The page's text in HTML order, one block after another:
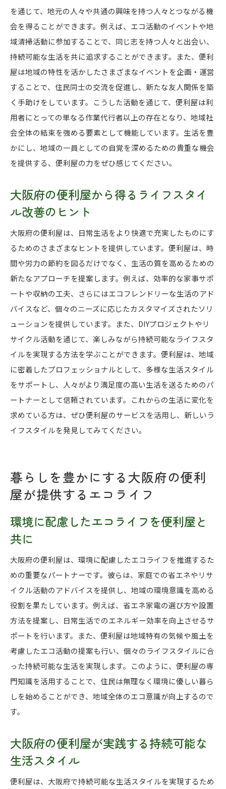
を通じて、地元の人々や共通の興味を持つ人々とつながる機
会を得ることができます。例えば、エコ活動のイベントや地
域清掃活動に参加することで、同じ志を持つ人々と出会い、
持続可能な生活を共に追求することができます。また、便利
屋は地域の特性を活かしたさまざまなイベントを企画・運営
することで、住民同士の交流を促進し、新たな友人関係を築
く手助けをしています。こうした活動を通じて、便利屋は利
用者にとっての単なる作業代行者以上の存在となり、地域社
会全体の結束を強める要素として機能しています。生活を豊
かにし、地域の一員としての自覚を深めるための貴重な機会
を提供する、便利屋の力をぜひ感じてください。
大阪府の便利屋から得るライフスタイ
ル改善のヒント
大阪府の便利屋は、日常生活をより快適で充実したものにす
るためのさまざまなヒントを提供しています。便利屋は、時
間や労力の節約を図るだけでなく、生活の質を高めるための
新たなアプローチを提案します。例えば、効率的な家事サポ
ートや収納の工夫、さらにはエコフレンドリーな生活のアド
バイスなど、個々のニーズに応じたカスタマイズされたソリ
ューションを提供しています。また、DIYプロジェクトやリ
サイクル活動を通じて、楽しみながら持続可能なライフスタ
イルを実現する方法を学ぶことができます。便利屋は、地域
に密着したプロフェッショナルとして、多様な生活スタイル
をサポートし、人々がより満足度の高い生活を送るためのパ
ートナーとして信頼されています。これからの生活に変化を
求めている方は、ぜひ便利屋のサービスを活用し、新しいラ
イフスタイルを発見してみてください。
暮らしを豊かにする大阪府の便利
屋が提供するエコライフ
環境に配慮したエコライフを便利屋と
共に
大阪府の便利屋は、環境に配慮したエコライフを推進するた
めの重要なパートナーです。彼らは、家庭での省エネやリサ
イクル活動のアドバイスを提供し、地域の環境意識を高める
役割を果たしています。例えば、省エネ家電の選び方や設置
方法を提案し、日常生活でのエネルギー効率を向上させるサ
ポートを行います。また、便利屋は地域特有の気候や風土を
考慮したエコ活動の提案も行い、個々のライフスタイルに合
った持続可能な生活を実現します。このように、便利屋の専
門知識を活用することで、住民は無理なく環境に優しい暮ら
しを始めることができ、地域全体のエコ意識が向上するので
す。
大阪府の便利屋が実践する持続可能な
生活スタイル
便利屋は、大阪府で持続可能な生活スタイルを実現するため